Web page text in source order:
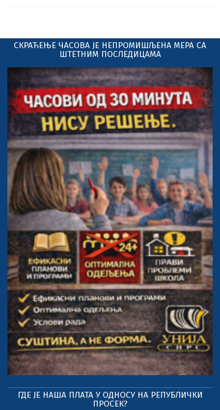
СКРАЋЕЊЕ ЧАСОВА ЈЕ НЕПРОМИШЉЕНА МЕРА СА
ШТЕТНИМ ПОСЛЕДИЦАМА
ГДЕ ЈЕ НАША ПЛАТА У ОДНОСУ НА РЕПУБЛИЧКИ
ПРОСЕК?